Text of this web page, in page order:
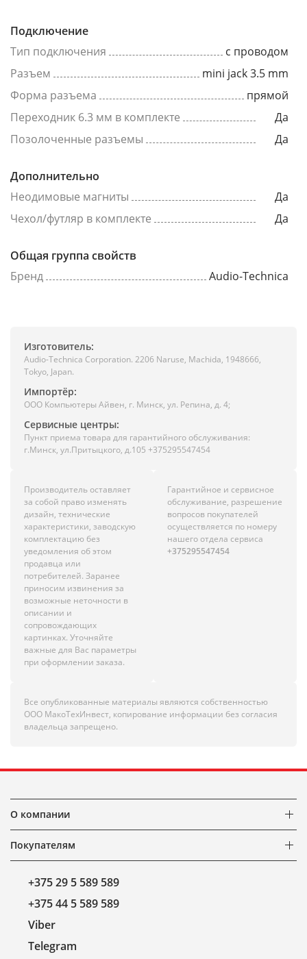
Подключение
Тип подключения
с проводом
Разъем
mini jack 3.5 mm
Форма разъема
прямой
Переходник 6.3 мм в комплекте
Да
Позолоченные разъемы
Да
Дополнительно
Неодимовые магниты
Да
Чехол/футляр в комплекте
Да
Общая группа свойств
Бренд
Audio-Technica
Изготовитель:
Audio-Technica Corporation. 2206 Naruse, Machida, 1948666,
Tokyo, Japan.
Импортёр:
ООО Компьютеры Айвен, г. Минск, ул. Репина, д. 4;
Сервисные центры:
Пункт приема товара для гарантийного обслуживания:
г.Минск, ул.Притыцкого, д.105 +375295547454
Производитель оставляет
за собой право изменять
дизайн, технические
характеристики, заводскую
комплектацию без
уведомления об этом
продавца или
потребителей. Заранее
приносим извинения за
возможные неточности в
описании и
сопровождающих
картинках. Уточняйте
важные для Вас параметры
при оформлении заказа.
Гарантийное и сервисное
обслуживание, разрешение
вопросов покупателей
осуществляется по номеру
нашего отдела сервиса
+375295547454
Все опубликованные материалы являются собственностью
ООО МакоТехИнвест, копирование информации без согласия
владельца запрещено.
О компании
Покупателям
+375 29 5 589 589
+375 44 5 589 589
Viber
Telegram